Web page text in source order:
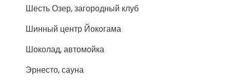
Шесть Озер, загородный клуб
Шинный центр Йокогама
Шоколад, автомойка
Эрнесто, сауна